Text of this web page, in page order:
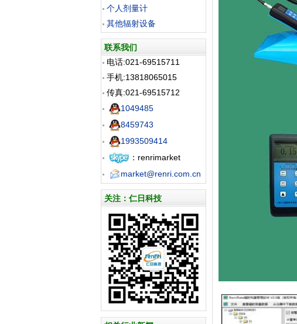
个人剂量计
其他辐射设备
联系我们
电话:021-69515711
手机:13818065015
传真:021-69515712
1049485
8459743
1993509414
：renrimarket
market@renri.com.cn
关注：仁日科技